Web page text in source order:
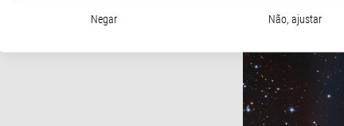
Negar Não, ajustar